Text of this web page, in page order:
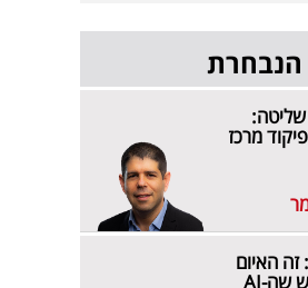
הנבחרת
מרכז
האיום
הכלכלי החדש שה-AI